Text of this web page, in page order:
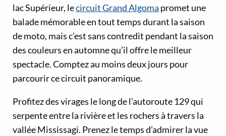
lac Supérieur, lecircuit Grand Algoma promet une
balade mémorable en tout temps durant la saison
de moto, mais c’est sans contredit pendant la saison
des couleurs en automne qu’il offre le meilleur
spectacle. Comptez au moins deux jours pour
parcourir ce circuit panoramique.
Profitez des virages le long de l’autoroute 129 qui
serpente entre la rivière et les rochers à travers la
vallée Mississagi. Prenez le temps d’admirer la vue